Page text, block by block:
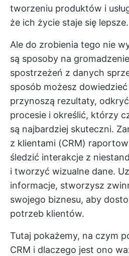
tworzeniu produktów i
że ich życie staje się lepsze.
Ale do zrobienia tego nie
są sposoby na
spostrzeżeń z danych
sposób możesz
przynoszą rezultaty,
procesie i określić, którzy
są najbardziej skuteczni.
z klientami (CRM)
śledzić interakcje z
i tworzyć wizualne dane.
informacje, stworzysz
swojego biznesu, aby
potrzeb klientów.
Tutaj pokażemy, na czym
CRM i dlaczego jest ono